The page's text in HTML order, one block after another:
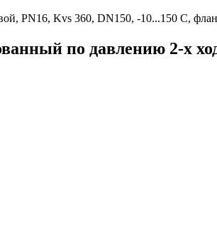
PN16, Kvs 360, DN150, -10...150 C,
по давлению 2-х